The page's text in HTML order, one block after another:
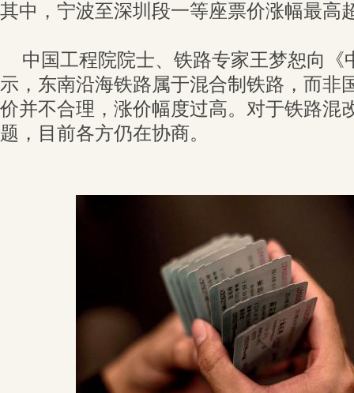
其中，宁波至深圳段一等座票价涨幅最高
中国工程院院士、铁路专家王梦恕向《
示，东南沿海铁路属于混合制铁路，而非
价并不合理，涨价幅度过高。对于铁路混
题，目前各方仍在协商。